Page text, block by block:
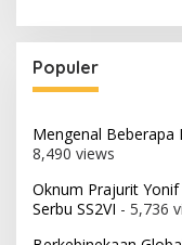
Populer
Mengenal Beberapa
8,490 views
Oknum Prajurit
Serbu SS2VI - 5,736